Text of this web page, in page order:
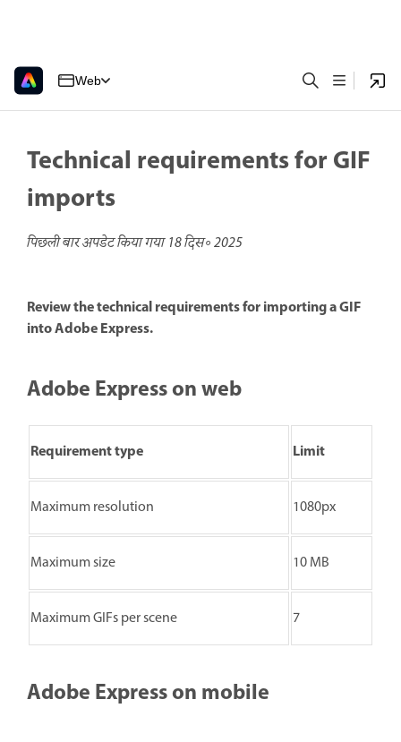
Web
Technical requirements for GIF
imports
पिछली बार अपडेट किया गया18 दिस॰ 2025
Review the technical requirements for importing a GIF
into Adobe Express.
Adobe Express on web
Requirement type Limit
Maximum resolution 1080px
Maximum size 10 MB
Maximum GIFs per scene 7
Adobe Express on mobile